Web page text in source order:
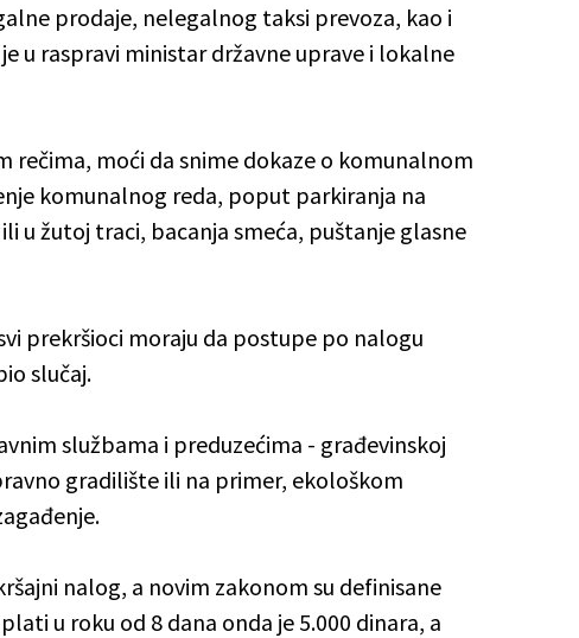
prodaje, nelegalnog taksi prevoza, kao i
u raspravi ministar državne uprave i lokalne
rečima, moći da snime dokaze o komunalnom
komunalnog reda, poput parkiranja na
u žutoj traci, bacanja smeća, puštanje glasne
prekršioci moraju da postupe po nalogu
slučaj.
službama i preduzećima - građevinskoj
gradilište ili na primer, ekološkom
nalog, a novim zakonom su definisane
u roku od 8 dana onda je 5.000 dinara, a